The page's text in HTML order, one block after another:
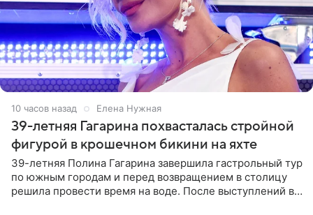
10 часов назад Елена Нужная
39-летняя Гагарина похвасталась стройной
фигурой в крошечном бикини на яхте
39-летняя Полина Гагарина завершила гастрольный тур
по южным городам и перед возвращением в столицу
решила провести время на воде. После выступлений в